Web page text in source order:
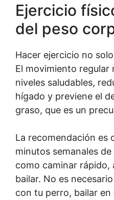
Ejercicio
del peso
Hacer ejercicio no
El movimiento regular
niveles saludables,
hígado y previene el
graso, que es un
La recomendación es
minutos semanales
como caminar rápido,
bailar. No es
con tu perro, bailar en